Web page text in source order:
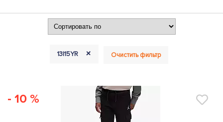
13|15YR + Очистить фильтр
- 10 %